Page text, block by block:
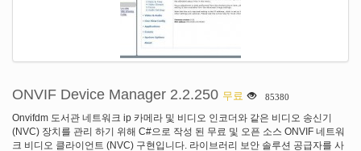
당신을 위해 대리의 세부 정보를 테스트 합니다. * 프록시 스위처: 자동으로 귀하
의 브라우저의 프록시 설정을 변경 합니다. * 프록시 다운: EPS에서 매일 신선한
대리를 얻을 우리의 목록 서비스를 가입 하면. * 프록시 관리자: EPS에 의해 귀
ONVIF Device Manager 2.2.250 무료 85380
Onvifdm 도서관 네트워크 ip 카메라 및 비디오 인코더와 같은 비디오 송신기
(NVC) 장치를 관리 하기 위해 C#으로 작성 된 무료 및 오픈 소스 ONVIF 네트워
크 비디오 클라이언트 (NVC) 구현입니다. 라이브러리 보안 솔루션 공급자를 사